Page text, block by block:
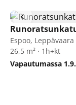
Espoo, Leppävaara
26,5 m² · 1h+kt
Vapautumassa 1.9.